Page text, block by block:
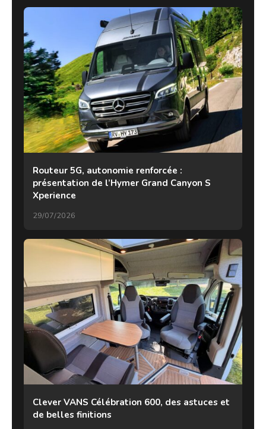
Routeur 5G, autonomie renforcée :
présentation de l’Hymer Grand Canyon S
Xperience
29/07/2026
Clever VANS Célébration 600, des astuces et
de belles finitions